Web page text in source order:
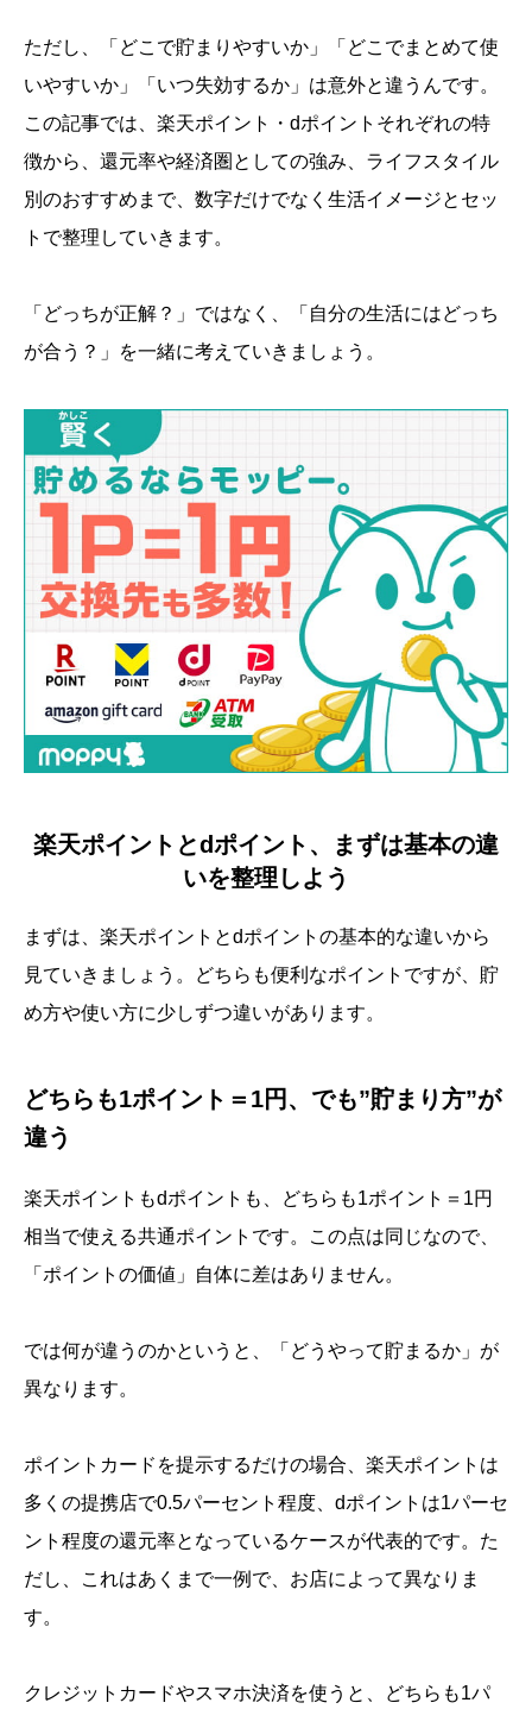
ただし、「どこで貯まりやすいか」「どこでまとめて使
いやすいか」「いつ失効するか」は意外と違うんです。
この記事では、楽天ポイント・dポイントそれぞれの特
徴から、還元率や経済圏としての強み、ライフスタイル
別のおすすめまで、数字だけでなく生活イメージとセッ
トで整理していきます。
「どっちが正解？」ではなく、「自分の生活にはどっち
が合う？」を一緒に考えていきましょう。
楽天ポイントとdポイント、まずは基本の違
いを整理しよう
まずは、楽天ポイントとdポイントの基本的な違いから
見ていきましょう。どちらも便利なポイントですが、貯
め方や使い方に少しずつ違いがあります。
どちらも1ポイント＝1円、でも”貯まり方”が
違う
楽天ポイントもdポイントも、どちらも1ポイント＝1円
相当で使える共通ポイントです。この点は同じなので、
「ポイントの価値」自体に差はありません。
では何が違うのかというと、「どうやって貯まるか」が
異なります。
ポイントカードを提示するだけの場合、楽天ポイントは
多くの提携店で0.5パーセント程度、dポイントは1パーセ
ント程度の還元率となっているケースが代表的です。た
だし、これはあくまで一例で、お店によって異なりま
す。
クレジットカードやスマホ決済を使うと、どちらも1パ